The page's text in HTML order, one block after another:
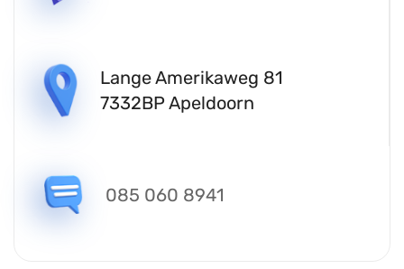
Lange Amerikaweg 81
7332BP Apeldoorn
085 060 8941